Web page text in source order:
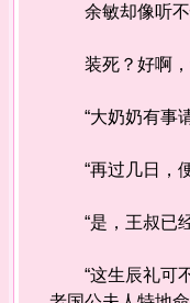
余敏却像听不
装死？好啊，
“大奶奶有事请
“再过几日，便
“是，王叔已经
“这生辰礼可不